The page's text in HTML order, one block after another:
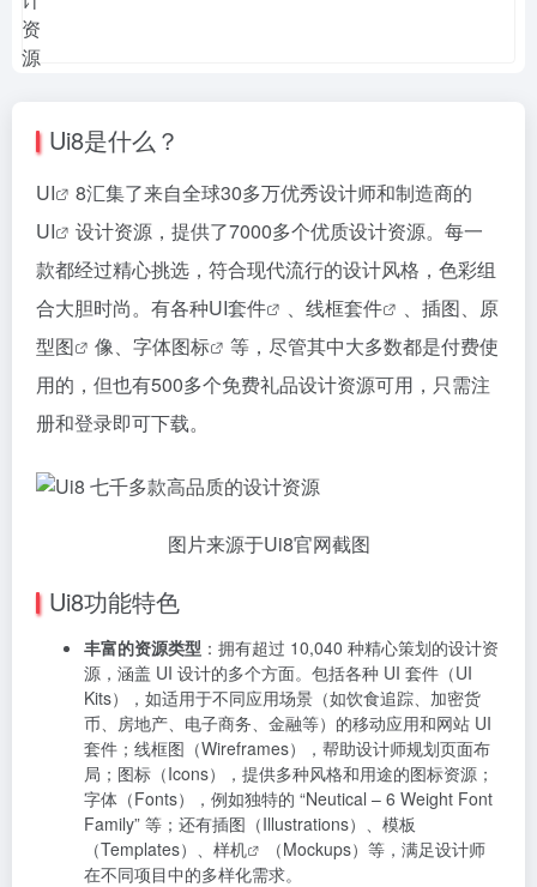
Ui8是什么？
UI
8汇集了来自全球30多万优秀设计师和制造商的
UI
设计资源，提供了7000多个优质设计资源。每一
款都经过精心挑选，符合现代流行的设计风格，色彩组
合大胆时尚。有各种UI套件 、线框套件 、插图、 原
型图
像、 字体图标
等，尽管其中大多数都是付费使
用的，但也有500多个免费礼品设计资源可用，只需注
册和登录即可下载。
图片来源于Ui8官网截图
Ui8功能特色
丰富的资源类型 ：拥有超过 10,040 种精心策划的设计资
源，涵盖 UI 设计的多个方面。包括各种 UI 套件（UI
Kits），如适用于不同应用场景（如饮食追踪、加密货
币、房地产、电子商务、金融等）的移动应用和网站 UI
套件；线框图（Wireframes），帮助设计师规划页面布
局；图标（Icons），提供多种风格和用途的图标资源；
字体（Fonts），例如独特的 “Neutical – 6 Weight Font
Family” 等；还有插图（Illustrations）、模板
（Templates）、 样机
（Mockups）等，满足设计师
在不同项目中的多样化需求。